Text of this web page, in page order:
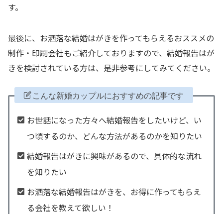
す。
最後に、お洒落な結婚はがきを作ってもらえるおススメの
制作・印刷会社もご紹介しておりますので、結婚報告はが
きを検討されている方は、是非参考にしてみてください。
こんな新婚カップルにおすすめの記事です
お世話になった方々へ結婚報告をしたいけど、い
つ頃するのか、どんな方法があるのかを知りたい
結婚報告はがきに興味があるので、具体的な流れ
を知りたい
お洒落な結婚報告はがきを、お得に作ってもらえ
る会社を教えて欲しい！